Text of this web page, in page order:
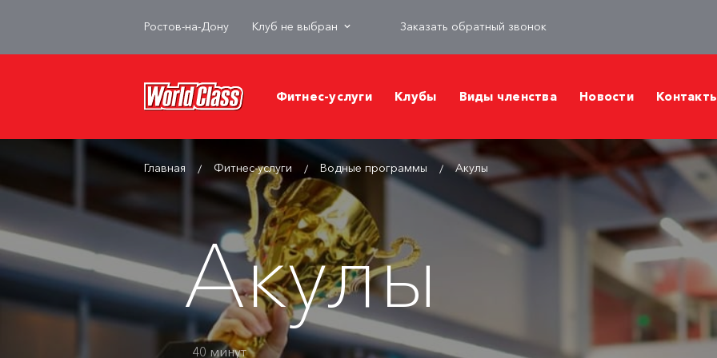
Ростов-на-Дону Клуб не выбран Заказать обратный звонок
Фитнес-услуги Клубы Виды членства Новости
Главная Фитнес-услуги Водные программы Акулы
Акулы
40 минут